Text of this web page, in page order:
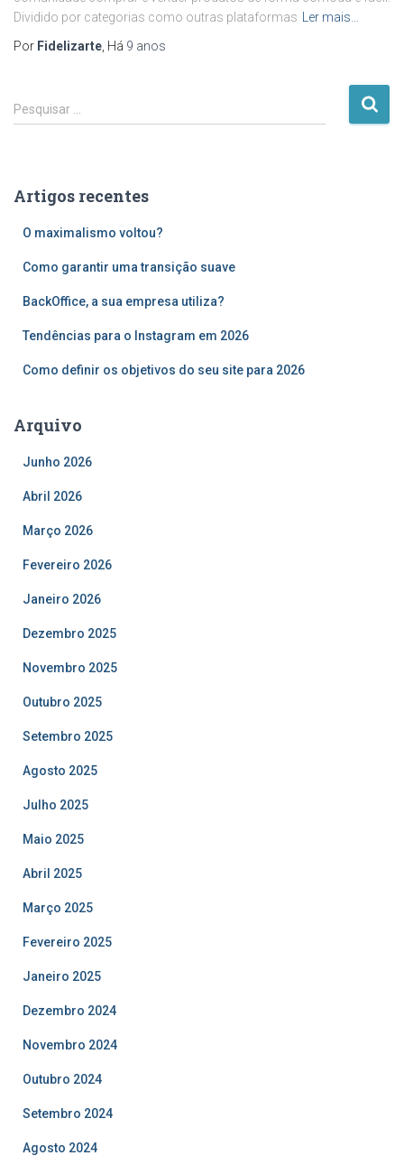
Dividido por categorias como outras plataformas Ler mais…
Por Fidelizarte, Há 9 anos
P
e
i
Pesquisar …
Artigos recentes
O maximalismo voltou?
Como garantir uma transição suave
BackOffice, a sua empresa utiliza?
Tendências para o Instagram em 2026
Como definir os objetivos do seu site para 2026
Arquivo
Junho 2026
Abril 2026
Março 2026
Fevereiro 2026
Janeiro 2026
Dezembro 2025
Novembro 2025
Outubro 2025
Setembro 2025
Agosto 2025
Julho 2025
Maio 2025
Abril 2025
Março 2025
Fevereiro 2025
Janeiro 2025
Dezembro 2024
Novembro 2024
Outubro 2024
Setembro 2024
Agosto 2024